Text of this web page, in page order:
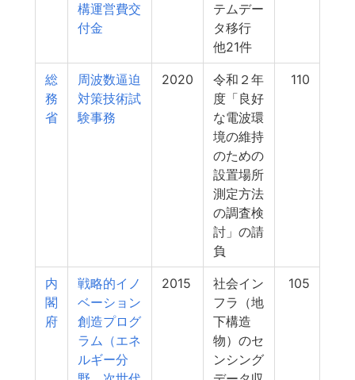
構運営費交
付金
テムデー
タ移行
他21件
総
務
省
周波数逼迫
対策技術試
験事務
2020
令和２年
度「良好
な電波環
境の維持
のための
設置場所
測定方法
の調査検
討」の請
負
110
内
閣
府
戦略的イノ
ベーション
創造プログ
ラム（エネ
ルギー分
2015
社会イン
フラ（地
下構造
物）のセ
ンシング
105